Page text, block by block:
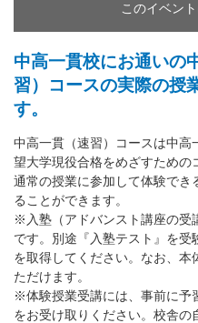
このイベン
中高一貫校にお通いの
習）コースの実際の授
す。
中高一貫（速習）コースは中
望大学現役合格をめざすための
通常の授業に参加して体験でき
ることができます。
※入塾（アドバンスト講座の受
です。別途『入塾テスト』を
を取得してください。なお、
ただけます。
※体験授業受講には、事前に予
をお受け取りください。校舎の